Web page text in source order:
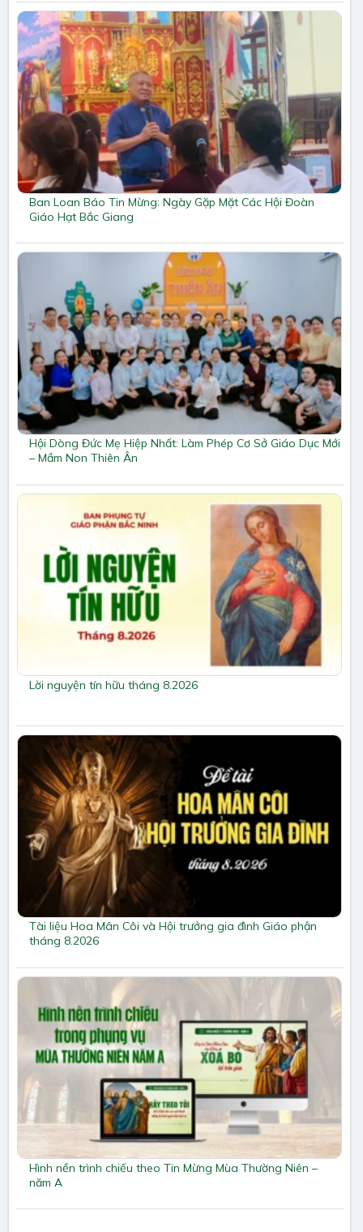
Ban Loan Báo Tin Mừng: Ngày Gặp Mặt Các Hội Đoàn
Giáo Hạt Bắc Giang
Hội Dòng Đức Mẹ Hiệp Nhất: Làm Phép Cơ Sở Giáo Dục Mới
– Mầm Non Thiên Ân
Lời nguyện tín hữu tháng 8.2026
Tài liệu Hoa Mân Côi và Hội trưởng gia đình Giáo phận
tháng 8.2026
Hình nền trình chiếu theo Tin Mừng Mùa Thường Niên –
năm A